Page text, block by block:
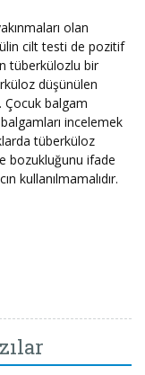
olan
cilt testi de pozitif
tüberkülozlu bir
düşünülen
Çocuk balgam
incelemek
tüberküloz
bozukluğunu ifade
kullanılmamalıdır.